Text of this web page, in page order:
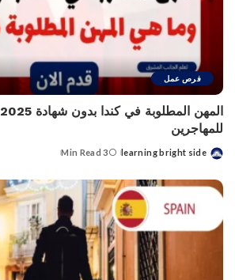
فرص عمل
للمهاجرين
Posted
learning bright side
3 Min Read